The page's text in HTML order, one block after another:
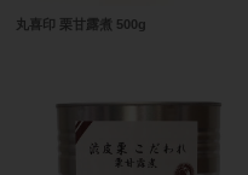
丸喜印 栗甘露煮 500g